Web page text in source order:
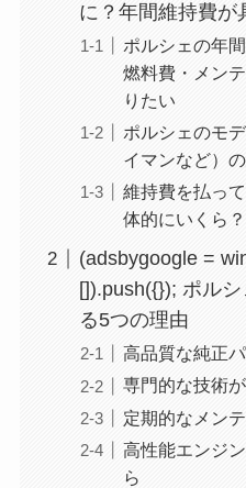
に？年間維持費が
ポルシェの年
燃料費・メン
りたい
ポルシェのモ
イマンなど）
維持費を払っ
体的にいくら？
(adsbygoogle =
[]).push({}); ポル
る5つの理由
高品質な純正
専門的な技術
定期的なメン
高性能エンジ
ら